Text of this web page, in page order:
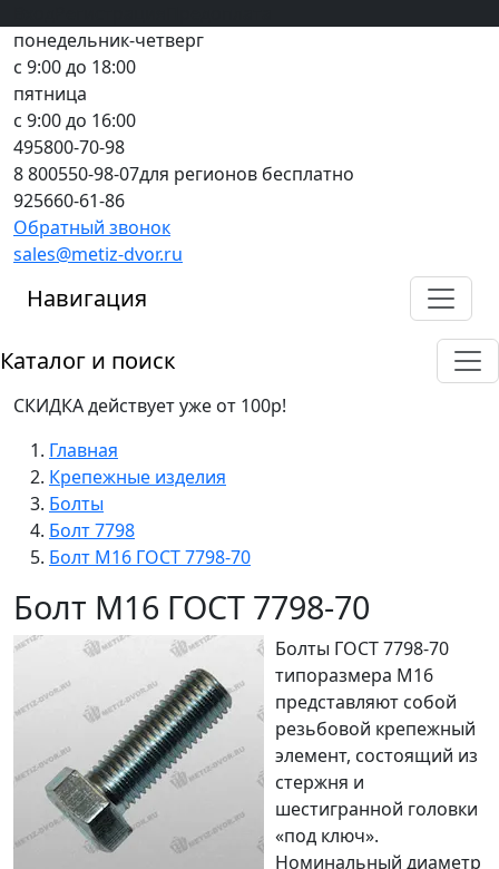
понедельник-четверг
с 9:00 до 18:00
пятница
с 9:00 до 16:00
495800-70-98
8 800550-98-07для регионов бесплатно
925660-61-86
Обратный звонок
sales@metiz-dvor.ru
Навигация
Каталог и поиск
СКИДКА действует уже от 100р!
Главная
Крепежные изделия
Болты
Болт 7798
Болт М16 ГОСТ 7798-70
Болт М16 ГОСТ 7798-70
Болты ГОСТ 7798-70
типоразмера М16
представляют собой
резьбовой крепежный
элемент, состоящий из
стержня и
шестигранной головки
«под ключ».
Номинальный диаметр